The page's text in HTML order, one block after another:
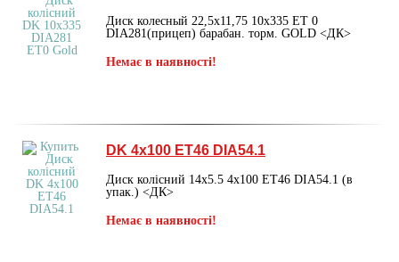
Диск колесный 22,5х11,75 10х335 ET 0
DIA281(прицеп) барабан. торм. GOLD <ДК>
Немає в наявності!
DK 4х100 ET46 DIA54.1
Диск колісний 14х5.5 4х100 ET46 DIA54.1 (в
упак.) <ДК>
Немає в наявності!